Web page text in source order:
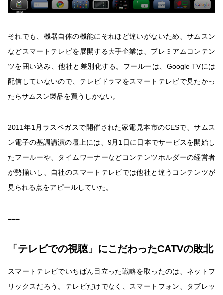
それでも、機器自体の機能にそれほど違いがないため、サムスン
などスマートテレビを展開する大手企業は、プレミアムコンテン
ツを囲い込み、他社と差別化する。フールーは、Google TVには
配信していないので、テレビドラマをスマートテレビで見たかっ
たらサムスン製品を買うしかない。
2011年1月ラスベガスで開催された家電見本市のCESで、サムス
ン電子の基調講演の壇上には、9月1日に日本でサービスを開始し
たフールーや、タイムワーナーなどコンテンツホルダーの経営者
が勢揃いし、自社のスマートテレビでは他社と違うコンテンツが
見られる点をアピールしていた。
===
「テレビでの視聴」にこだわったCATVの敗北
スマートテレビでいちばん目立った戦略を取ったのは、ネットフ
リックスだろう。テレビだけでなく、スマートフォン、タブレッ